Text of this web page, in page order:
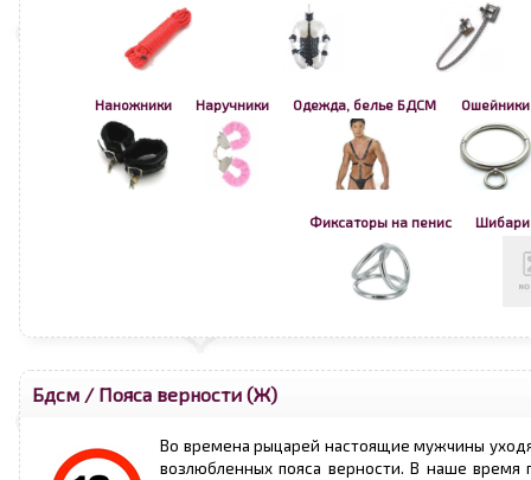
Наножники Наручники Одежда, белье БДСМ Ошейники
Фиксаторы на пенис Шибари
Бдсм / Пояса верности (Ж)
Во времена рыцарей настоящие мужчины
возлюбленных пояса верности. В наше время